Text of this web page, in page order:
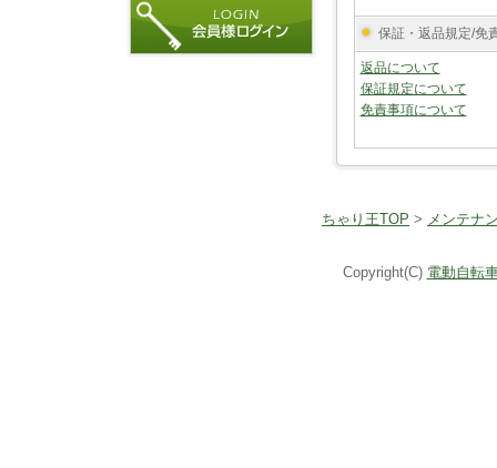
保証・返品規定/免
返品について
保証規定について
免責事項について
ちゃり王TOP > メンテナ
Copyright(C) 電動自転